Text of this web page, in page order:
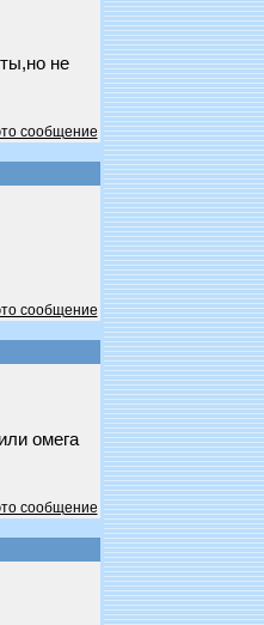
не
сообщение
сообщение
омега
сообщение